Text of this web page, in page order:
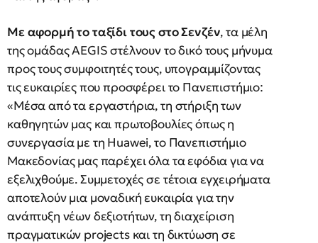
Με αφορμή το ταξίδι τους στο Σενζέν, τα μέλη
της ομάδας AEGIS στέλνουν το δικό τους μήνυμα
προς τους συμφοιτητές τους, υπογραμμίζοντας
τις ευκαιρίες που προσφέρει το Πανεπιστήμιο:
«Μέσα από τα εργαστήρια, τη στήριξη των
καθηγητών μας και πρωτοβουλίες όπως η
συνεργασία με τη Huawei, το Πανεπιστήμιο
Μακεδονίας μας παρέχει όλα τα εφόδια για να
εξελιχθούμε. Συμμετοχές σε τέτοια εγχειρήματα
αποτελούν μια μοναδική ευκαιρία για την
ανάπτυξη νέων δεξιοτήτων, τη διαχείριση
πραγματικών projects και τη δικτύωση σε